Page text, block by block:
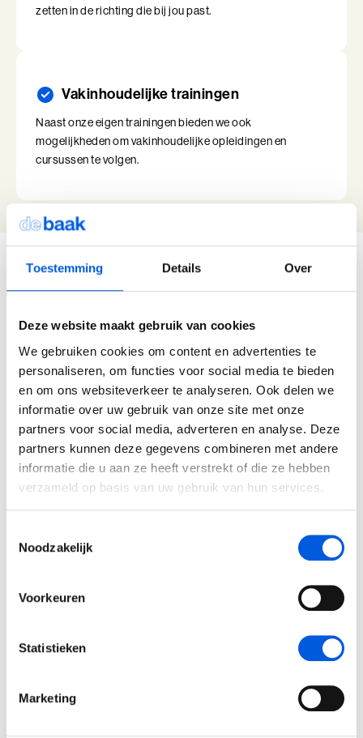
Toestemming Details Over
Deze website maakt gebruik van cookies
We gebruiken cookies om content en advertenties te
personaliseren, om functies voor social media te bieden
en om ons websiteverkeer te analyseren. Ook delen we
informatie over uw gebruik van onze site met onze
partners voor social media, adverteren en analyse. Deze
partners kunnen deze gegevens combineren met andere
informatie die u aan ze heeft verstrekt of die ze hebben
verzameld op basis van uw gebruik van hun services.
Noodzakelijk
Voorkeuren
Statistieken
Marketing
zetten in de richting die bij jou past.
Vakinhoudelijke trainingen
Naast onze eigen trainingen bieden we ook
mogelijkheden om vakinhoudelijke opleidingen en
cursussen te volgen.
Onze locaties
Noem het onze belangrijkste secundaire arbeidsvoorwaarde: de
prachtige omgeving waarin onze trainingen plaatsvinden én onze
kantoren zich bevinden. Bij ons heb je niet alleen een leuke baan,
maar ook een werkplek die energie geeft.
Het hoofdkantoor aan de Koningin Astrid Boulevard in Noordwijk
heeft niet alleen een mooi uitzicht. Je stapt ook vanuit kantoor zo
het strand op voor een wandeling langs de zee. Onze locatie in
Driebergen bevindt zich op Landgoed de Horst midden in het